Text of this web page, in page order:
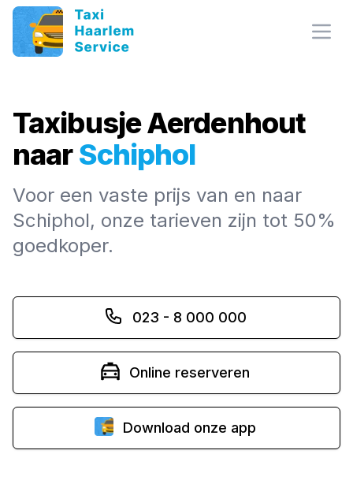
TaxibusjeAerdenhout
naarSchiphol
Voor een vaste prijs van en naar
Schiphol, onze tarieven zijn tot 50%
goedkoper.
023 - 8 000 000
Online reserveren
Download onze app